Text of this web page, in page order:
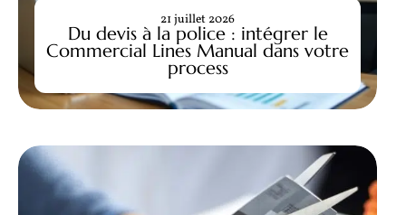
Du devis à la police : intégrer le
Commercial Lines Manual dans votre
process
21 juillet 2026